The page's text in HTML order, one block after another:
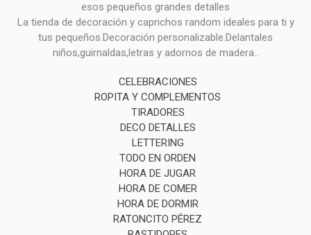
esos pequeños grandes detalles
La tienda de decoración y caprichos random ideales para ti y
tus pequeños.Decoración personalizable.Delantales
niños,guirnaldas,letras y adornos de madera..
CELEBRACIONES
ROPITA Y COMPLEMENTOS
TIRADORES
DECO DETALLES
LETTERING
TODO EN ORDEN
HORA DE JUGAR
HORA DE COMER
HORA DE DORMIR
RATONCITO PÉREZ